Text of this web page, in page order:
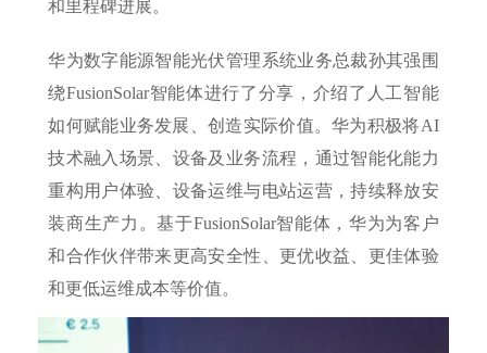
和里程碑进展。
华为数字能源智能光伏管理系统业务总裁孙其强围
绕FusionSolar智能体进行了分享，介绍了人工智能
如何赋能业务发展、创造实际价值。华为积极将AI
技术融入场景、设备及业务流程，通过智能化能力
重构用户体验、设备运维与电站运营，持续释放安
装商生产力。基于FusionSolar智能体，华为为客户
和合作伙伴带来更高安全性、更优收益、更佳体验
和更低运维成本等价值。